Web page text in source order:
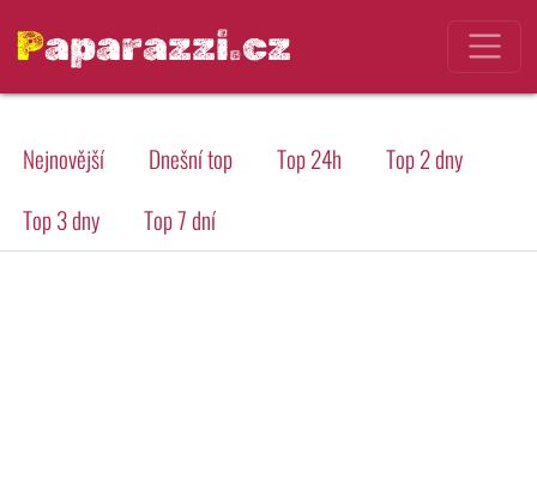
Paparazzi.cz
Nejnovější Dnešní top Top 24h
Top 2 dny
Top 3 dny
Top 7 dní